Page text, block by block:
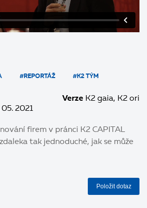
#REPORTÁŽ #K2 TÝM
05. 2021
Verze K2 gaia K2 ori
firem v pránci K2 CAPITAL
tak jednoduché, jak se může
Položit dotaz